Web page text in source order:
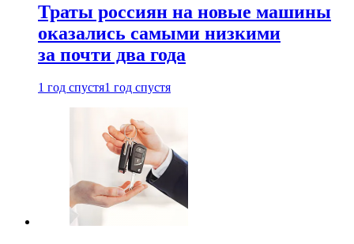
Траты россиян на новые машины
оказались самыми низкими
за почти два года
1 год спустя1 год спустя